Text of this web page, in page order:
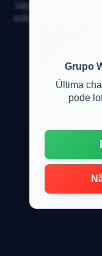
Grupo
Última
pode
Veja respostas de
sobre mercado